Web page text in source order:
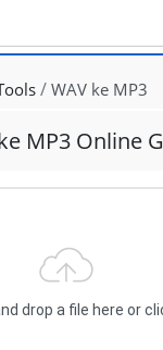
WAV ke MP3
MP3 Online
drop a file here or